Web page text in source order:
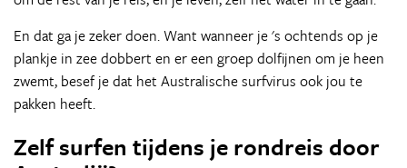
En dat ga je zeker doen. Want wanneer je 's ochtends op je
plankje in zee dobbert en er een groep dolfijnen om je heen
zwemt, besef je dat het Australische surfvirus ook jou te
pakken heeft.
Zelf surfen tijdens je rondreis door